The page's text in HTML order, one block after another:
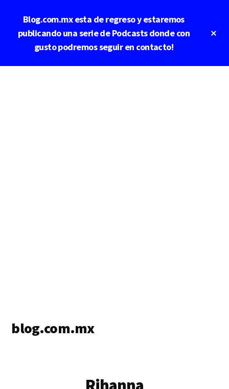
contenido
Blog.com.mx esta de regreso y estaremos
publicando una serie de Podcasts donde con
gusto podremos seguir en contacto!
blog.com.mx